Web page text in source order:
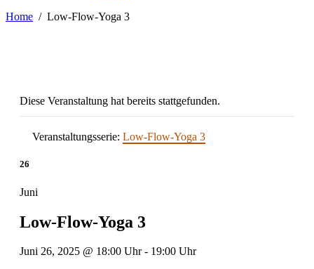
Home / Low-Flow-Yoga 3
Diese Veranstaltung hat bereits stattgefunden.
Veranstaltungsserie: Low-Flow-Yoga 3
26
Juni
Low-Flow-Yoga 3
Juni 26, 2025 @ 18:00 Uhr- 19:00 Uhr